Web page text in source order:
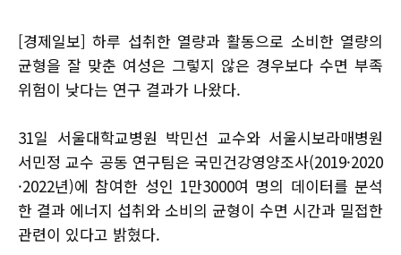
[경제일보] 하루 섭취한 열량과 활동으로 소비한 열량의
균형을 잘 맞춘 여성은 그렇지 않은 경우보다 수면 부족
위험이 낮다는 연구 결과가 나왔다.
31일 서울대학교병원 박민선 교수와 서울시보라매병원
서민정 교수 공동 연구팀은 국민건강영양조사(2019·2020
·2022년)에 참여한 성인 1만3000여 명의 데이터를 분석
한 결과 에너지 섭취와 소비의 균형이 수면 시간과 밀접한
관련이 있다고 밝혔다.